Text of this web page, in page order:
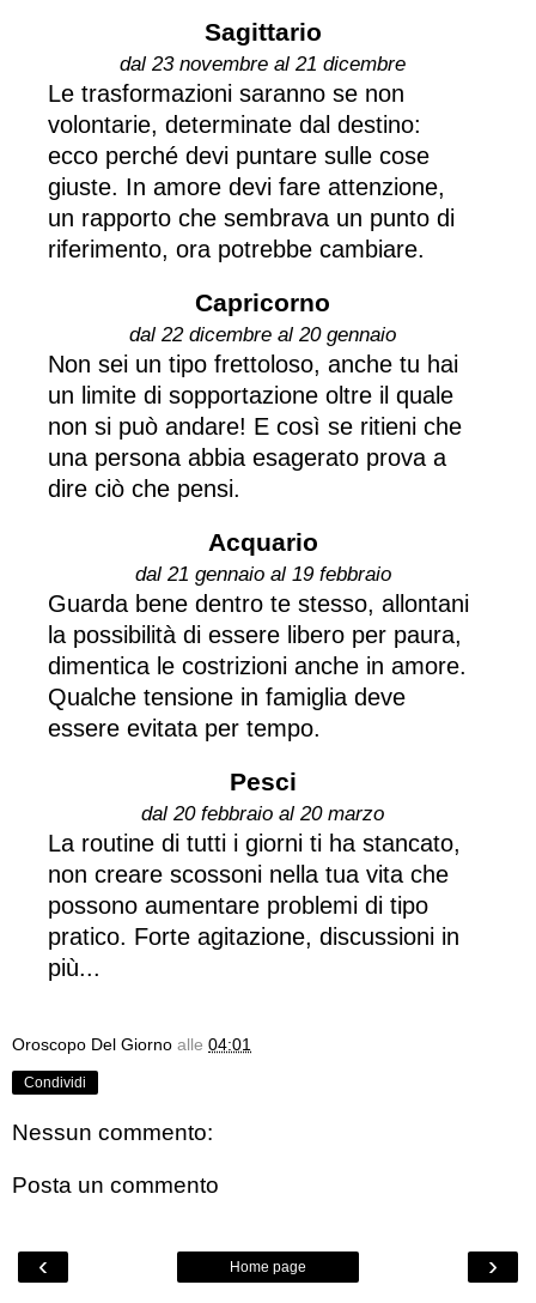
Sagittario
dal 23 novembre al 21 dicembre
Le trasformazioni saranno se non
volontarie, determinate dal destino:
ecco perché devi puntare sulle cose
giuste. In amore devi fare attenzione,
un rapporto che sembrava un punto di
riferimento, ora potrebbe cambiare.
Capricorno
dal 22 dicembre al 20 gennaio
Non sei un tipo frettoloso, anche tu hai
un limite di sopportazione oltre il quale
non si può andare! E così se ritieni che
una persona abbia esagerato prova a
dire ciò che pensi.
Acquario
dal 21 gennaio al 19 febbraio
Guarda bene dentro te stesso, allontani
la possibilità di essere libero per paura,
dimentica le costrizioni anche in amore.
Qualche tensione in famiglia deve
essere evitata per tempo.
Pesci
dal 20 febbraio al 20 marzo
La routine di tutti i giorni ti ha stancato,
non creare scossoni nella tua vita che
possono aumentare problemi di tipo
pratico. Forte agitazione, discussioni in
più...
Oroscopo Del Giorno alle 04:01
Condividi
Nessun commento:
Posta un commento
‹ ›
Home page